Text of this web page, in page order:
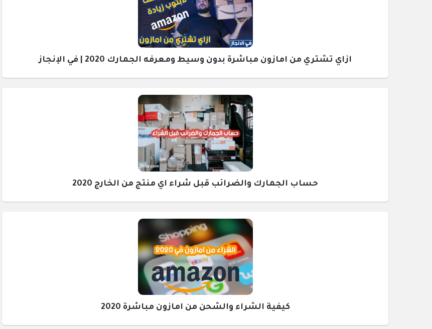
ازاي تشتري من امازون مباشرة بدون وسيط ومعرفه الجمارك 2020 | في الإنجاز
حساب الجمارك والضرائب قبل شراء اي منتج من الخارج 2020
كيفية الشراء والشحن من امازون مباشرة 2020